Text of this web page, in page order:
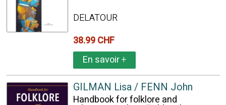
DELATOUR
38.99 CHF
En savoir+
GILMAN Lisa / FENN John
Handbook for folklore and